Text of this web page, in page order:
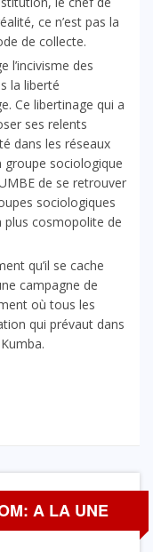
ce n’est pas la
de collecte.
l’incivisme des
la liberté
Ce libertinage qui a
ses relents
dans les réseaux
groupe sociologique
de se retrouver
sociologiques
plus cosmopolite de
qu’il se cache
campagne de
où tous les
qui prévaut dans
A LA UNE